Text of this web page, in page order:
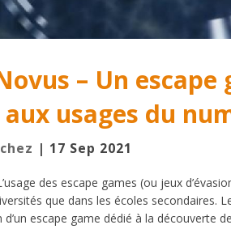
– Un escape
usages du
| 17 Sep 2021
des escape games (ou jeux
que dans les écoles secondaires.
d’un escape game dédié à la découverte